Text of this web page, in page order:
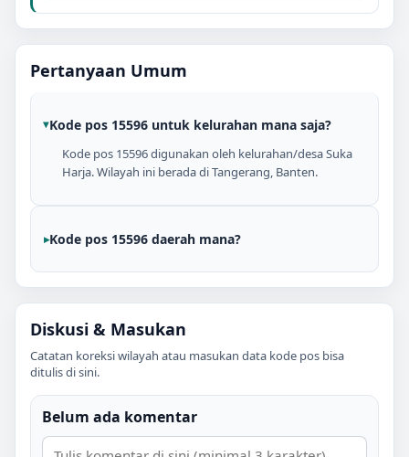
Pertanyaan Umum
Kode pos 15596 untuk kelurahan mana saja?
Kode pos 15596 digunakan oleh kelurahan/desa Suka
Harja. Wilayah ini berada di Tangerang, Banten.
Kode pos 15596 daerah mana?
Diskusi & Masukan
Catatan koreksi wilayah atau masukan data kode pos bisa
ditulis di sini.
Belum ada komentar